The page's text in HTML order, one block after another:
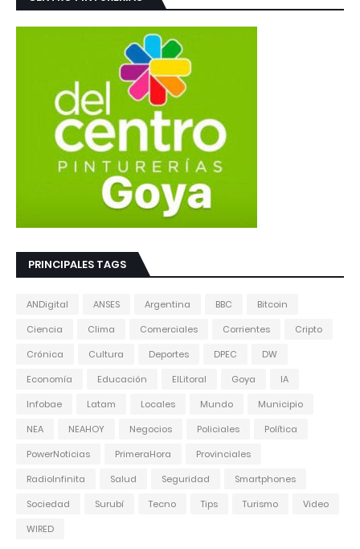
PRINCIPALES TAGS
ANDigital ANSES Argentina BBC
Bitcoin
Ciencia
Clima Comerciales Corrientes
Cripto
Crónica
Cultura Deportes DPEC
DW
Economía
Educación ElLitoral Goya
IA
Infobae
Latam Locales Mundo
Municipio
NEA
NEAHOY Negocios Policiales
Política
PowerNoticias
PrimeraHora
Provinciales
RadioInfinita
Salud Seguridad
Smartphones
Sociedad
Surubí Tecno Tips Turismo
Video
WIRED